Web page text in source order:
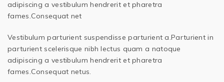
adipiscing a vestibulum hendrerit et pharetra
fames.Consequat net
Vestibulum parturient suspendisse parturient a.Parturient in
parturient scelerisque nibh lectus quam a natoque
adipiscing a vestibulum hendrerit et pharetra
fames.Consequat netus.